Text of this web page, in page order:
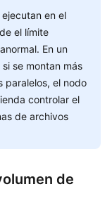
en el
el límite
En un
se montan más
paralelos, el nodo
controlar el
de archivos
de